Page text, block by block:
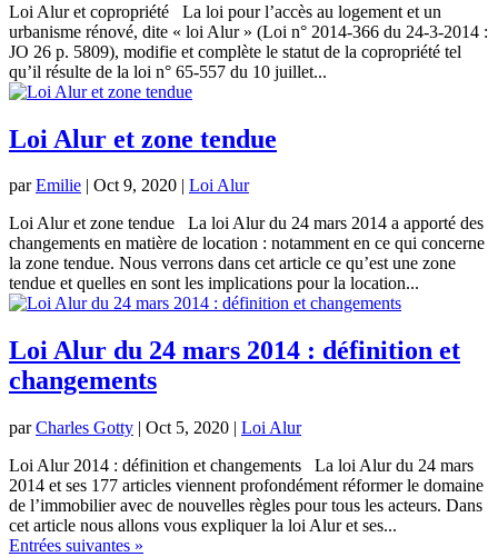
Loi Alur et copropriété La loi pour l’accès au logement et un
urbanisme rénové, dite « loi Alur » (Loi n° 2014-366 du 24-3-2014 :
JO 26 p. 5809), modifie et complète le statut de la copropriété tel
qu’il résulte de la loi n° 65-557 du 10 juillet...
Loi Alur et zone tendue
parEmilie | Oct 9, 2020 | Loi Alur
Loi Alur et zone tendue La loi Alur du 24 mars 2014 a apporté des
changements en matière de location : notamment en ce qui concerne
la zone tendue. Nous verrons dans cet article ce qu’est une zone
tendue et quelles en sont les implications pour la location...
Loi Alur du 24 mars 2014 : définition et
changements
parCharles Gotty | Oct 5, 2020 | Loi Alur
Loi Alur 2014 : définition et changements La loi Alur du 24 mars
2014 et ses 177 articles viennent profondément réformer le domaine
de l’immobilier avec de nouvelles règles pour tous les acteurs. Dans
cet article nous allons vous expliquer la loi Alur et ses...
Entrées suivantes »